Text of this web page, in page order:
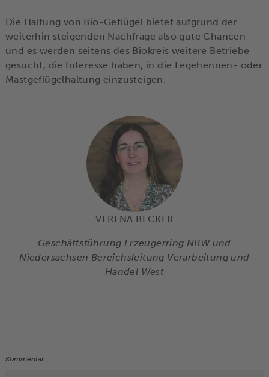
Die Haltung von Bio-Geflügel bietet aufgrund der
weiterhin steigenden Nachfrage also gute Chancen
und es werden seitens des Biokreis weitere Betriebe
gesucht, die Interesse haben, in die Legehennen- oder
Mastgeflügelhaltung einzusteigen.
VERENA BECKER
Geschäftsführung Erzeugerring NRW und
Niedersachsen Bereichsleitung Verarbeitung und
Handel West
Kommentar